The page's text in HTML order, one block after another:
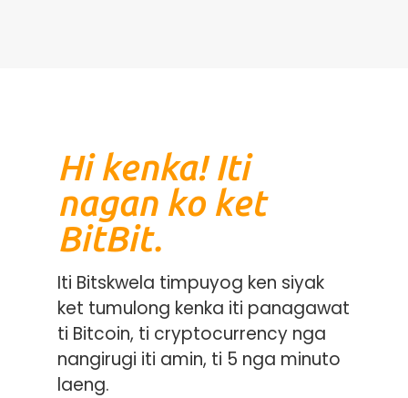
Hi kenka! Iti
nagan ko ket
BitBit.
Iti Bitskwela timpuyog ken siyak
ket tumulong kenka iti panagawat
ti Bitcoin, ti cryptocurrency nga
nangirugi iti amin, ti 5 nga minuto
laeng.